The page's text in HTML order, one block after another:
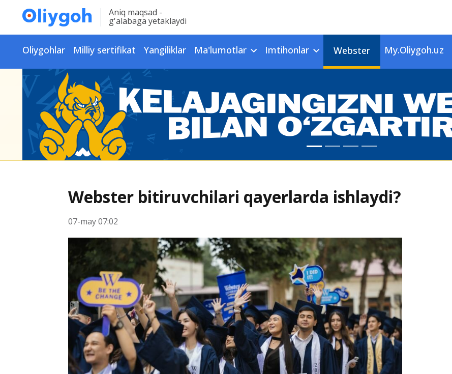
Aniq maqsad -
g'alabaga yetaklaydi
Oliygohlar Milliy sertifikat Yangiliklar Ma'lumotlar Imtihonlar Webster My.Oliygoh.uz
Webster bitiruvchilari qayerlarda ishlaydi?
07-may 07:02